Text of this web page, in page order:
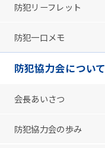
防犯リーフレット
防犯一口メモ
防犯協力会について
会長あいさつ
防犯協力会の歩み